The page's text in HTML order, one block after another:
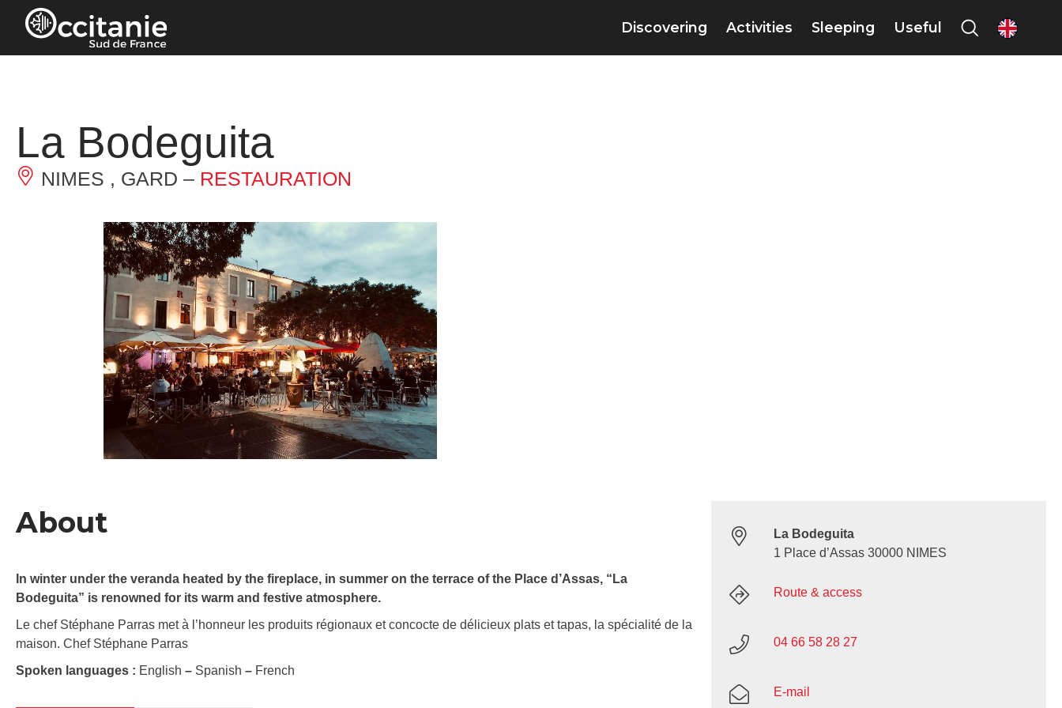
Cookies management panel
Discovering Activities Sleeping Useful en
La Bodeguita
NIMES , GARD – RESTAURATION
About
In winter under the veranda heated by the fireplace, in summer on the terrace of the Place d’Assas, “La
Bodeguita” is renowned for its warm and festive atmosphere.
Le chef Stéphane Parras met à l’honneur les produits régionaux et concocte de délicieux plats et tapas, la spécialité de la
maison. Chef Stéphane Parras
Spoken languages : English – Spanish – French
La Bodeguita
1 Place d’Assas 30000 NIMES
Route & access
04 66 58 28 27
E-mail